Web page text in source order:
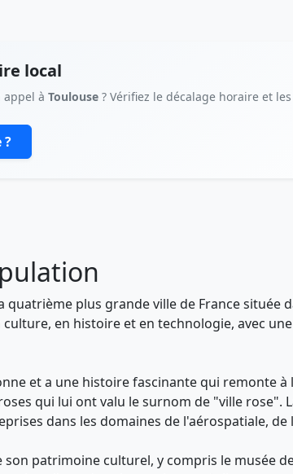
local
appel à Toulouse ? Vérifiez le décalage horaire et
?
quatrième plus grande ville de France située
en histoire et en technologie, avec
et a une histoire fascinante qui remonte
qui lui ont valu le surnom de "ville rose".
dans les domaines de l'aérospatiale,
patrimoine culturel, y compris le musée